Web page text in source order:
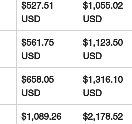
$527.51
USD
$1,055.02
USD
$561.75
USD
$1,123.50
USD
$658.05
USD
$1,316.10
USD
$1,089.26
$2,178.52